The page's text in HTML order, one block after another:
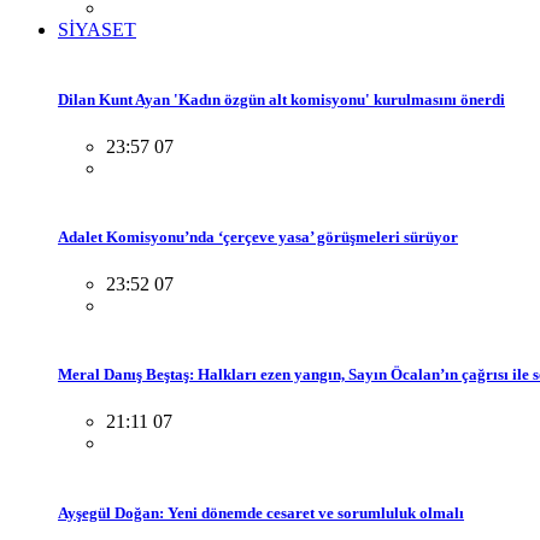
SİYASET
Dilan Kunt Ayan 'Kadın özgün alt komisyonu' kurulmasını önerdi
23:57 07
Adalet Komisyonu’nda ‘çerçeve yasa’ görüşmeleri sürüyor
23:52 07
Meral Danış Beştaş: Halkları ezen yangın, Sayın Öcalan’ın çağrısı ile
21:11 07
Ayşegül Doğan: Yeni dönemde cesaret ve sorumluluk olmalı